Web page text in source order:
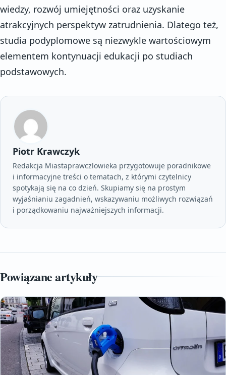
wiedzy, rozwój umiejętności oraz uzyskanie
atrakcyjnych perspektyw zatrudnienia. Dlatego też,
studia podyplomowe są niezwykle wartościowym
elementem kontynuacji edukacji po studiach
podstawowych.
Piotr Krawczyk
Redakcja Miastaprawczlowieka przygotowuje poradnikowe
i informacyjne treści o tematach, z którymi czytelnicy
spotykają się na co dzień. Skupiamy się na prostym
wyjaśnianiu zagadnień, wskazywaniu możliwych rozwiązań
i porządkowaniu najważniejszych informacji.
Powiązane artykuły